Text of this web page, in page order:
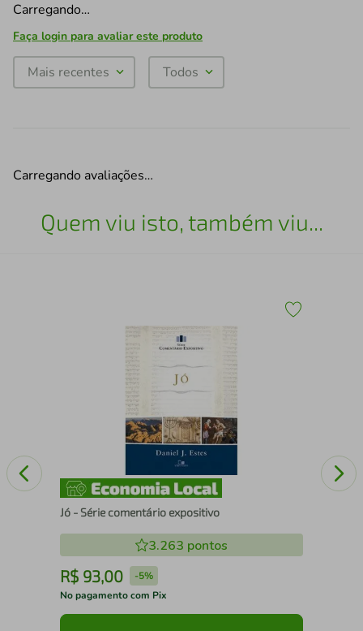
Carregando…
Faça login para avaliar este produto
Mais recentes Todos
Carregando avaliações…
Quem viu isto, também viu...
Jó - Série comentário expositivo
3.263 pontos
R$ 93,00 -5%
No pagamento com Pix